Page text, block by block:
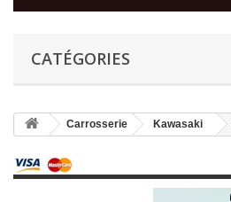
CATÉGORIES
Carrosserie Kawasaki